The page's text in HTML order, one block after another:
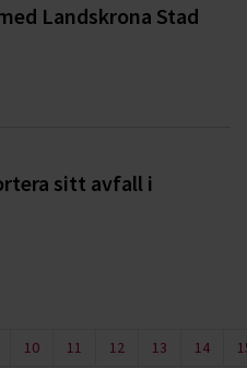
Landskrona Stad
sitt avfall i
10 11 12 13 14